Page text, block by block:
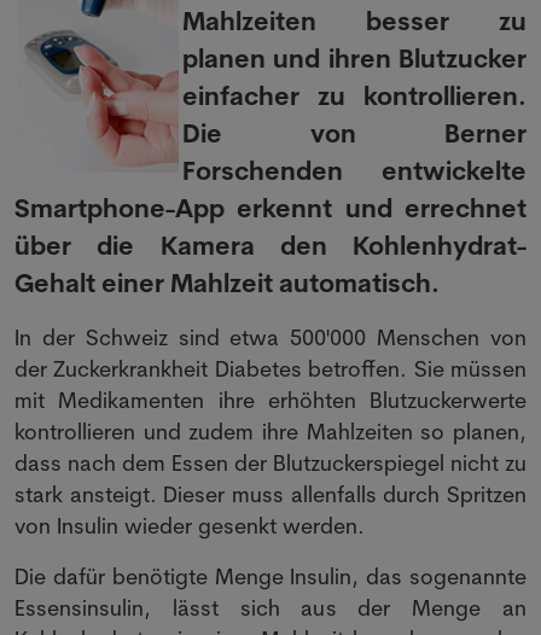
Mahlzeiten besser zu
planen und ihren Blutzucker
einfacher zu kontrollieren.
Die von Berner
Forschenden entwickelte
Smartphone-App erkennt und errechnet
über die Kamera den Kohlenhydrat-
Gehalt einer Mahlzeit automatisch.
In der Schweiz sind etwa 500'000 Menschen von
der Zuckerkrankheit Diabetes betroffen. Sie müssen
mit Medikamenten ihre erhöhten Blutzuckerwerte
kontrollieren und zudem ihre Mahlzeiten so planen,
dass nach dem Essen der Blutzuckerspiegel nicht zu
stark ansteigt. Dieser muss allenfalls durch Spritzen
von Insulin wieder gesenkt werden.
Die dafür benötigte Menge Insulin, das sogenannte
Essensinsulin, lässt sich aus der Menge an